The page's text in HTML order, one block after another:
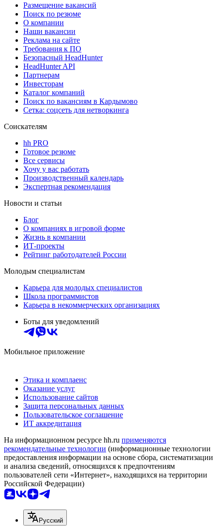
Размещение вакансий
Поиск по резюме
О компании
Наши вакансии
Реклама на сайте
Требования к ПО
Безопасный HeadHunter
HeadHunter API
Партнерам
Инвесторам
Каталог компаний
Поиск по вакансиям в Кардымово
Сетка: соцсеть для нетворкинга
Соискателям
hh PRO
Готовое резюме
Все сервисы
Хочу у вас работать
Производственный календарь
Экспертная рекомендация
Новости и статьи
Блог
О компаниях в игровой форме
Жизнь в компании
ИТ-проекты
Рейтинг работодателей России
Молодым специалистам
Карьера для молодых специалистов
Школа программистов
Карьера в некоммерческих организациях
Боты для уведомлений
Мобильное приложение
Этика и комплаенс
Оказание услуг
Использование сайтов
Защита персональных данных
Пользовательское соглашение
ИТ аккредитация
На информационном ресурсе hh.ru применяются
рекомендательные технологии (информационные технологии
предоставления информации на основе сбора, систематизации
и анализа сведений, относящихся к предпочтениям
пользователей сети «Интернет», находящихся на территории
Российской Федерации)
Русский